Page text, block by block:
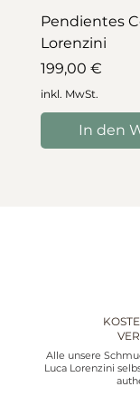
Pendientes
Lorenzini
Preis
199,00 €
inkl. MwSt.
In den
Alle unsere
Luca Lorenzini